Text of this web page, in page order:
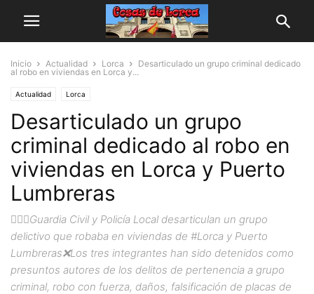
Inicio Actualidad Lorca
Desarticulado un grupo criminal dedicado
al robo en viviendas en Lorca y...
Actualidad Lorca
Desarticulado un grupo
criminal dedicado al robo en
viviendas en Lorca y Puerto
Lumbreras
👮🏽‍♂️Guardia Civil y Policía Local desarticulan un grupo
delictivo que robaba en viviendas de #Lorca y Puerto
Lumbreras❌Los tres integrantes han sido detenidos como
presuntos autores de los delitos de pertenencia a grupo
criminal, robo con fuerza, daños, falsificación de placas de